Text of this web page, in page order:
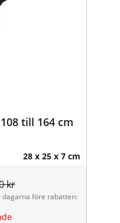
till 164 cm
28 x 25 x 7 cm
kr
dagarna före rabatten: